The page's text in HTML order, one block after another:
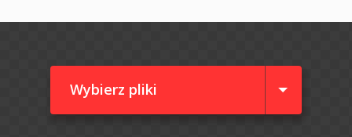
Wybierz pliki